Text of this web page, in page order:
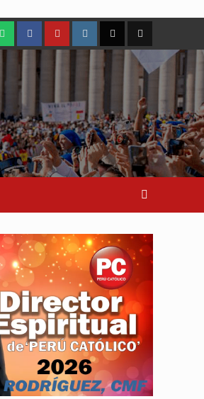
WhatsAppFacebookYoutubeInstagram
X TikTok